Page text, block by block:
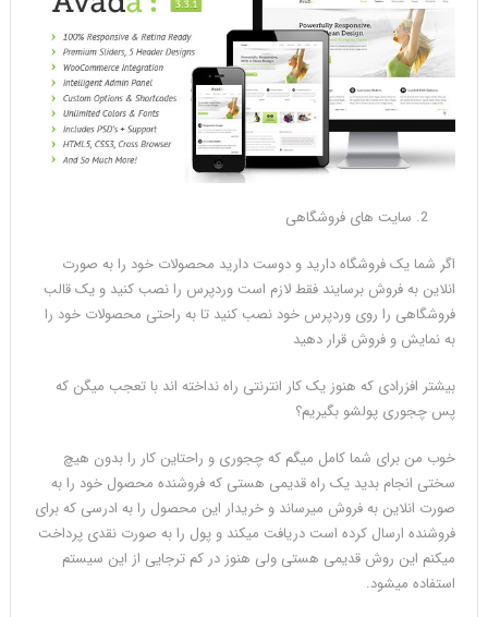
سایت های فروشگاهی
اگر شما یک فروشگاه دارید و دوست دارید محصولات خود را به صورت
انلاین به فروش برسایند فقط لازم است وردپرس را نصب کنید و یک قالب
فروشگاهی را روی وردپرس خود نصب کنید تا به راحتی محصولات خود را
به نمایش و فروش قرار دهید
بیشتر افزرادی که هنوز یک کار انترنتی راه نداخته اند با تعجب میگن که
پس چجوری پولشو بگیریم؟
خوب من برای شما کامل میگم که چجوری و راحتاین کار را بدون هیچ
سختی انجام بدید یک راه قدیمی هستی که فروشنده محصول خود را به
صورت انلاین به فروش میرساند و خریدار این محصول را به ادرسی که برای
فروشنده ارسال کرده است دریافت میکند و پول را به صورت نقدی پرداخت
میکنم این روش قدیمی هستی ولی هنوز در کم ترجایی از این سیستم
استفاده میشود.